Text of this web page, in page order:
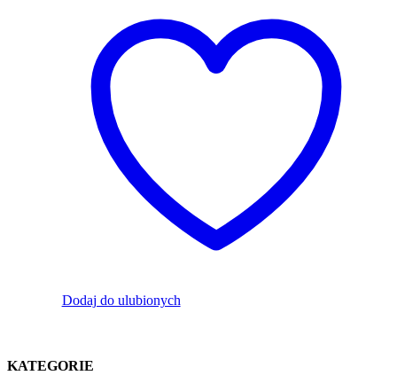
Dodaj do ulubionych
KATEGORIE